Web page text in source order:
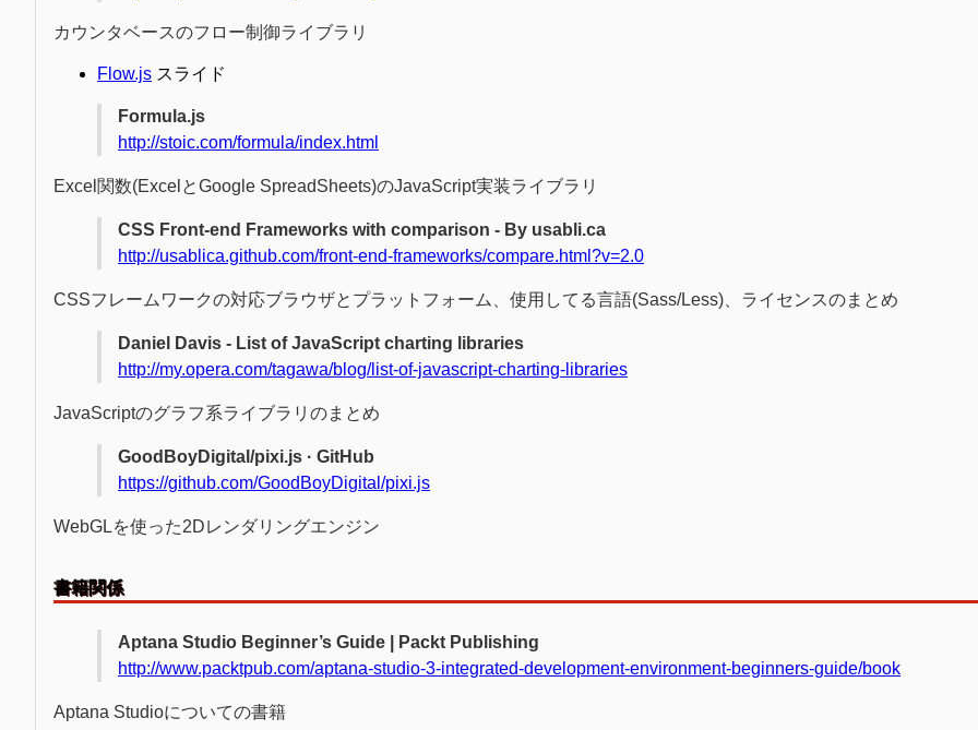
カウンタベースのフロー制御ライブラリ
Flow.js スライド
Formula.js
http://stoic.com/formula/index.html
Excel関数(ExcelとGoogle SpreadSheets)のJavaScript実装ライブラリ
CSS Front-end Frameworks with comparison - By usabli.ca
http://usablica.github.com/front-end-frameworks/compare.html?v=2.0
CSSフレームワークの対応ブラウザとプラットフォーム、使用してる言語(Sass/Less)、ライセンスのまとめ
Daniel Davis - List of JavaScript charting libraries
http://my.opera.com/tagawa/blog/list-of-javascript-charting-libraries
JavaScriptのグラフ系ライブラリのまとめ
GoodBoyDigital/pixi.js · GitHub
https://github.com/GoodBoyDigital/pixi.js
WebGLを使った2Dレンダリングエンジン
書籍関係
Aptana Studio Beginner’s Guide | Packt Publishing
http://www.packtpub.com/aptana-studio-3-integrated-development-environment-beginners-guide/book
Aptana Studioについての書籍